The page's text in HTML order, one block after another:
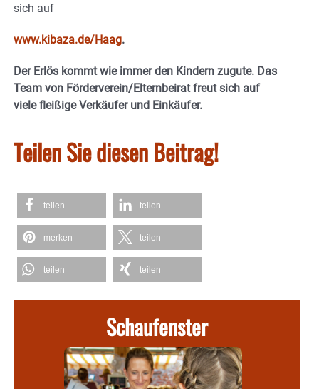
sich auf
www.kibaza.de/Haag.
Der Erlös kommt wie immer den Kindern zugute. Das
Team von Förderverein/Elternbeirat freut sich auf
viele fleißige Verkäufer und Einkäufer.
Teilen Sie diesen Beitrag!
teilen teilen
merken teilen
teilen teilen
Schaufenster